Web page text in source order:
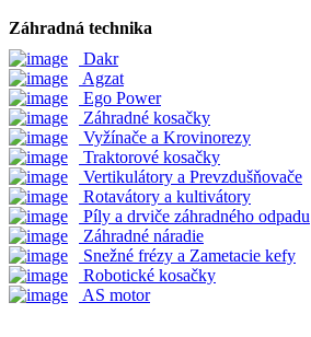
Záhradná technika
Dakr
Agzat
Ego Power
Záhradné kosačky
Vyžínače a Krovinorezy
Traktorové kosačky
Vertikulátory a Prevzdušňovače
Rotavátory a kultivátory
Píly a drviče záhradného odpadu
Záhradné náradie
Snežné frézy a Zametacie kefy
Robotické kosačky
AS motor